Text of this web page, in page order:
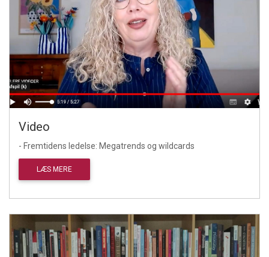
Video
- Fremtidens ledelse: Megatrends og wildcards
LÆS MERE